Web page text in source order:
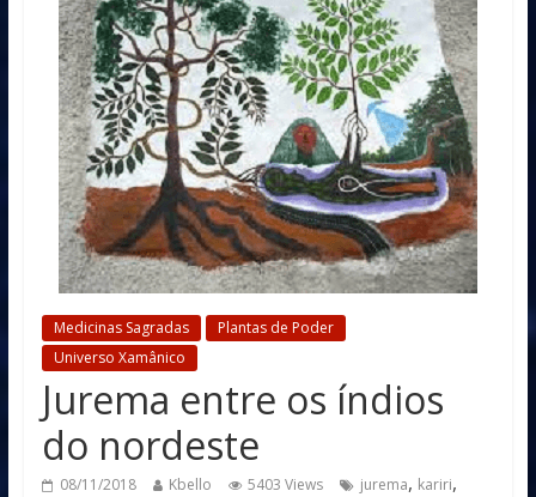
Medicinas Sagradas
Plantas de Poder
Universo Xamânico
Jurema entre os índios
do nordeste
08/11/2018 Kbello 5403 Views jurema, kariri,